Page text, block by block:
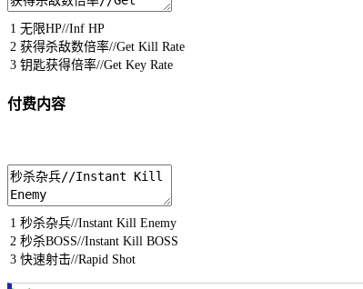
1
2
3
无限HP//Inf HP
获得杀敌数倍率//Get Kill Rate
钥匙获得倍率//Get Key Rate
付费内容
1
2
3
秒杀杂兵//Instant Kill Enemy
秒杀BOSS//Instant Kill BOSS
快速射击//Rapid Shot